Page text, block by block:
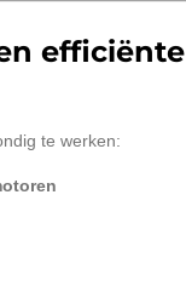
efficiënte
te werken: